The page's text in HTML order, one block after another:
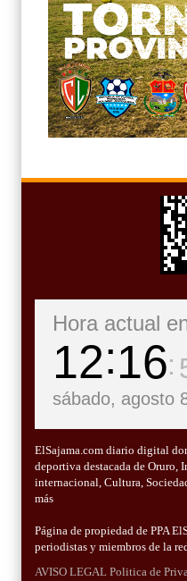
Hora actual
12 16
sábado, agosto
ElSajama.com diario digital
deportiva destacada de Oruro,
internacional, Cultura,
más
Página de propiedad de PPA
periodistas y miembros de la
AVISO LEGAL Politica de